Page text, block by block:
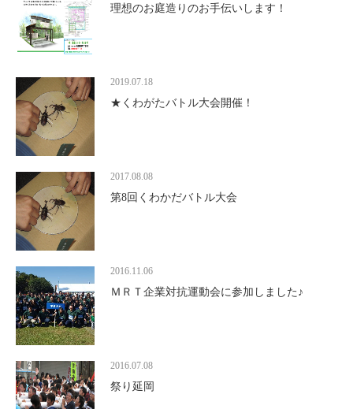
理想のお庭造りのお手伝いします！
2019.07.18
★くわがたバトル大会開催！
2017.08.08
第8回くわかだバトル大会
2016.11.06
ＭＲＴ企業対抗運動会に参加しました♪
2016.07.08
祭り延岡